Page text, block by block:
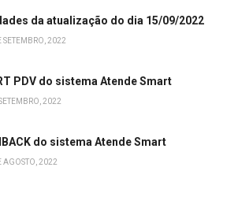
da atualização do dia 15/09/2022
SETEMBRO, 2022
PDV do sistema Atende Smart
2022
do sistema Atende Smart
AGOSTO, 2022